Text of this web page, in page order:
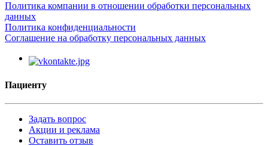
Политика компании в отношении обработки персональных
данных
Политика конфиденциальности
Соглашение на обработку персональных данных
Пациенту
Задать вопрос
Акции и реклама
Оставить отзыв